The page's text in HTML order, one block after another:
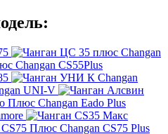
Changan
Changan CS55Plus
Changan
UNI-V
Changan Eado Plus
Changan CS75 Plus